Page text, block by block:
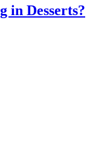
in Desserts?